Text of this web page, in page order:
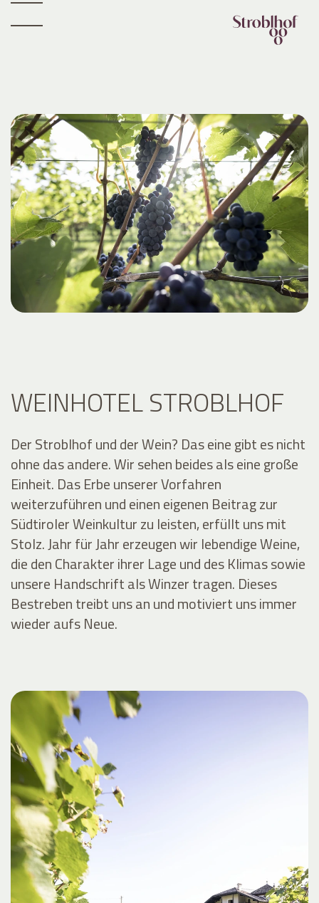
WEINHOTEL STROBLHOF
Der Stroblhof und der Wein? Das eine gibt es nicht
ohne das andere. Wir sehen beides als eine große
Einheit. Das Erbe unserer Vorfahren
weiterzuführen und einen eigenen Beitrag zur
Südtiroler Weinkultur zu leisten, erfüllt uns mit
Stolz. Jahr für Jahr erzeugen wir lebendige Weine,
die den Charakter ihrer Lage und des Klimas sowie
unsere Handschrift als Winzer tragen. Dieses
Bestreben treibt uns an und motiviert uns immer
wieder aufs Neue.